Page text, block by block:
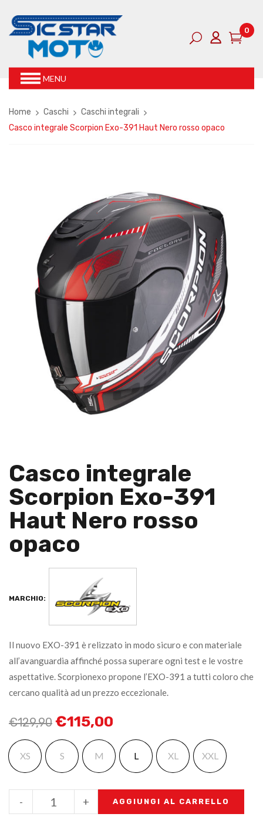
0
MENU
Home Caschi
Caschi integrali
Casco integrale Scorpion Exo-391 Haut Nero rosso opaco
Casco integrale
Scorpion Exo-391
Haut Nero rosso
opaco
MARCHIO:
Il nuovo EXO-391 è relizzato in modo sicuro e con materiale
all’avanguardia affinché possa superare ogni test e le vostre
aspettative. Scorpionexo propone l’EXO-391 a tutti coloro che
cercano qualità ad un prezzo eccezionale.
€129,90 €115,00
XS S M L XL XXL
+
- AGGIUNGI AL CARRELLO